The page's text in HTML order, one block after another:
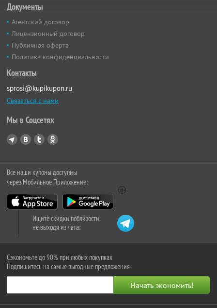
Документы
Агентский договор
Лицензионный договор
Публичная оферта
Политика конфиденциальности
Контакты
sprosi@kupikupon.ru
Связаться с нами
Мы в Соцсетях
Все наши купоны доступны
через Мобильное Приложение:
Ищите скидки поблизости,
не выходя из чата:
Сэкономьте до 90% при любых покупках
Подпишитесь на самые выгодные предложения